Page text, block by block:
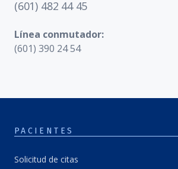
(601) 482 44 45
Línea conmutador:
(601) 390 24 54
PACIENTES
Solicitud de citas